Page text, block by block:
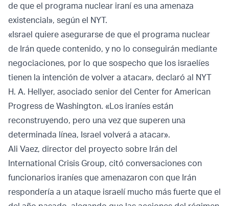
de que el programa nuclear iraní es una amenaza
existencial», según el NYT.
«Israel quiere asegurarse de que el programa nuclear
de Irán quede contenido, y no lo conseguirán mediante
negociaciones, por lo que sospecho que los israelíes
tienen la intención de volver a atacar», declaró al NYT
H. A. Hellyer, asociado senior del Center for American
Progress de Washington. «Los iraníes están
reconstruyendo, pero una vez que superen una
determinada línea, Israel volverá a atacar».
Ali Vaez, director del proyecto sobre Irán del
International Crisis Group, citó conversaciones con
funcionarios iraníes que amenazaron con que Irán
respondería a un ataque israelí mucho más fuerte que el